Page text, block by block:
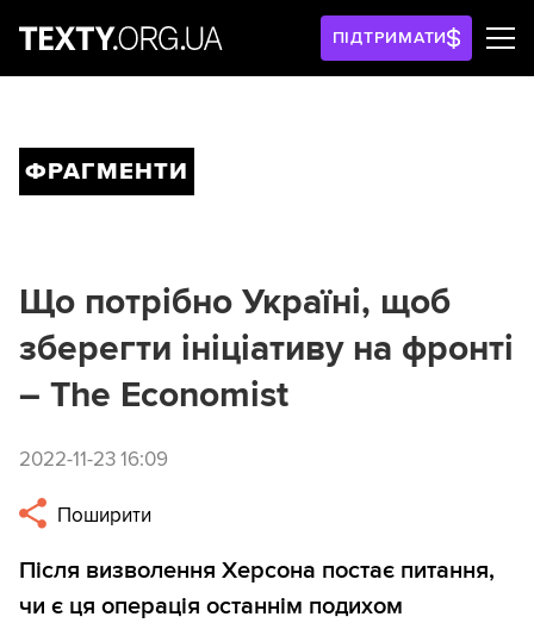
ПІДТРИМАТИ
ФРАГМЕНТИ
Що потрібно Україні, щоб
зберегти ініціативу на фронті
– The Economist
2022-11-23 16:09
Поширити
Після визволення Херсона постає питання,
чи є ця операція останнім подихом